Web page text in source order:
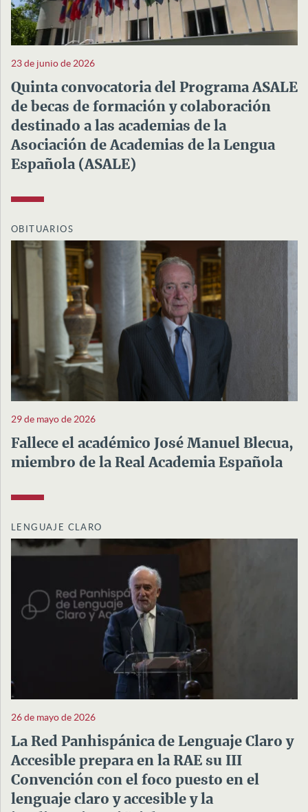
23 de junio de 2026
Quinta convocatoria del Programa ASALE
de becas de formación y colaboración
destinado a las academias de la
Asociación de Academias de la Lengua
Española (ASALE)
OBITUARIOS
29 de mayo de 2026
Fallece el académico José Manuel Blecua,
miembro de la Real Academia Española
LENGUAJE CLARO
26 de mayo de 2026
La Red Panhispánica de Lenguaje Claro y
Accesible prepara en la RAE su III
Convención con el foco puesto en el
lenguaje claro y accesible y la